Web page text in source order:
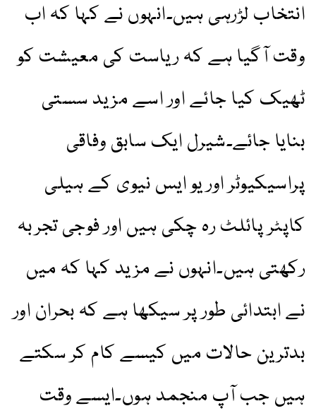
انتخاب لڑرہی ہیں۔انہوں نے کہا کہ اب
وقت آگیا ہے کہ ریاست کی معیشت کو
ٹھیک کیا جائے اور اسے مزید سستی
بنایا جائے۔شیرل ایک سابق وفاقی
پراسیکیوٹر اور یو ایس نیوی کے ہیلی
کاپٹر پائلٹ رہ چکی ہیں اور فوجی تجربہ
رکھتی ہیں۔انہوں نے مزید کہا کہ میں
نے ابتدائی طور پر سیکھا ہے کہ بحران اور
بدترین حالات میں کیسے کام کر سکتے
ہیں جب آپ منجمد ہوں۔ایسے وقت